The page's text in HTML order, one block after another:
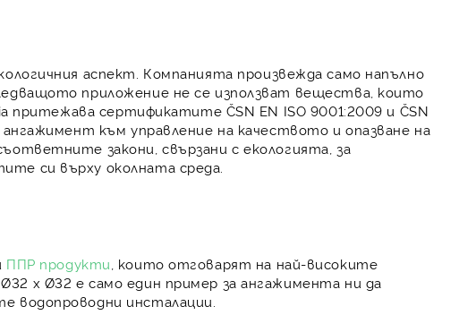
аспект . Компанията произвежда само напълно
приложение не се използват вещества, които
притежава сертификатите ČSN EN ISO 9001:2009 и ČSN
към управление на качеството и опазване на
закони, свързани с екологията, за
си върху околната среда
ППР продукти , които отговарят на най-високите
x Ø32 е само един пример за ангажимента ни да
водопроводни инсталации.